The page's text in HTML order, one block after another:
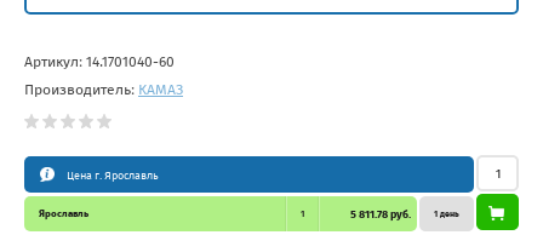
Артикул: 14.1701040-60
Производитель: КАМАЗ
Цена г. Ярославль
Ярославль 1 5 811.78 руб. 1 день